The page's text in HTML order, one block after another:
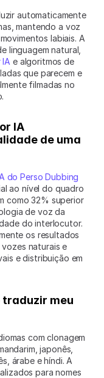
automaticamente
mantendo a voz
labiais. A
e algoritmos de
que parecem e
filmadas no
IA
de uma
do Perso Dubbing
ao nível do quadro
como 32% superior
de voz da
do interlocutor.
os resultados
naturais e
e distribuição em
traduzir meu
com clonagem
japonês,
árabe e híndi. A
para nomes